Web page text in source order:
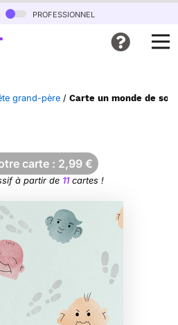
professionnel
grand-père / Carte un monde de
carte : 2,99 €
à partir de 11cartes !